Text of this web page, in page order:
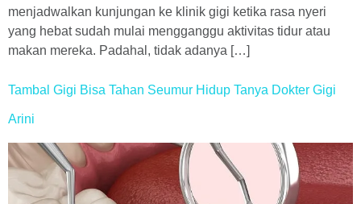
menjadwalkan kunjungan ke klinik gigi ketika rasa nyeri
yang hebat sudah mulai mengganggu aktivitas tidur atau
makan mereka. Padahal, tidak adanya […]
Tambal Gigi Bisa Tahan Seumur Hidup Tanya Dokter Gigi
Arini